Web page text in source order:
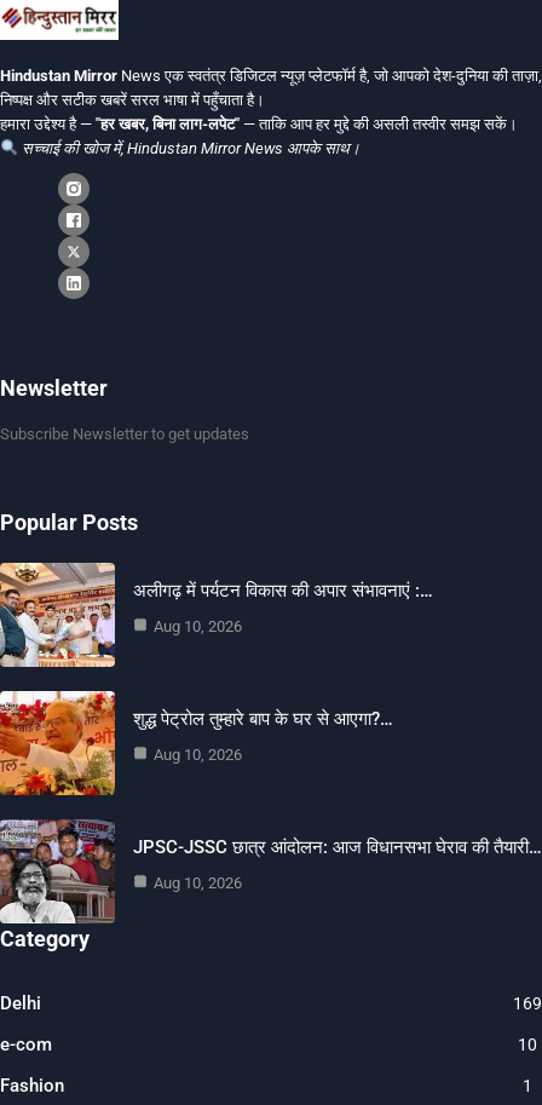
Hindustan Mirror News एक स्वतंत्र डिजिटल न्यूज़ प्लेटफॉर्म है, जो आपको देश-दुनिया की ताज़ा,
निष्पक्ष और सटीक खबरें सरल भाषा में पहुँचाता है।
हमारा उद्देश्य है — "हर खबर, बिना लाग-लपेट" — ताकि आप हर मुद्दे की असली तस्वीर समझ सकें।
सच्चाई की खोज में, Hindustan Mirror News आपके साथ।
Newsletter
Subscribe Newsletter to get updates
Popular Posts
अलीगढ़ में पर्यटन विकास की अपार संभावनाएं :…
Aug 10, 2026
शुद्ध पेट्रोल तुम्हारे बाप के घर से आएगा?…
Aug 10, 2026
JPSC-JSSC छात्र आंदोलन: आज विधानसभा घेराव की तैयारी…
Aug 10, 2026
Category
Delhi
e-com 10
Fashion 1